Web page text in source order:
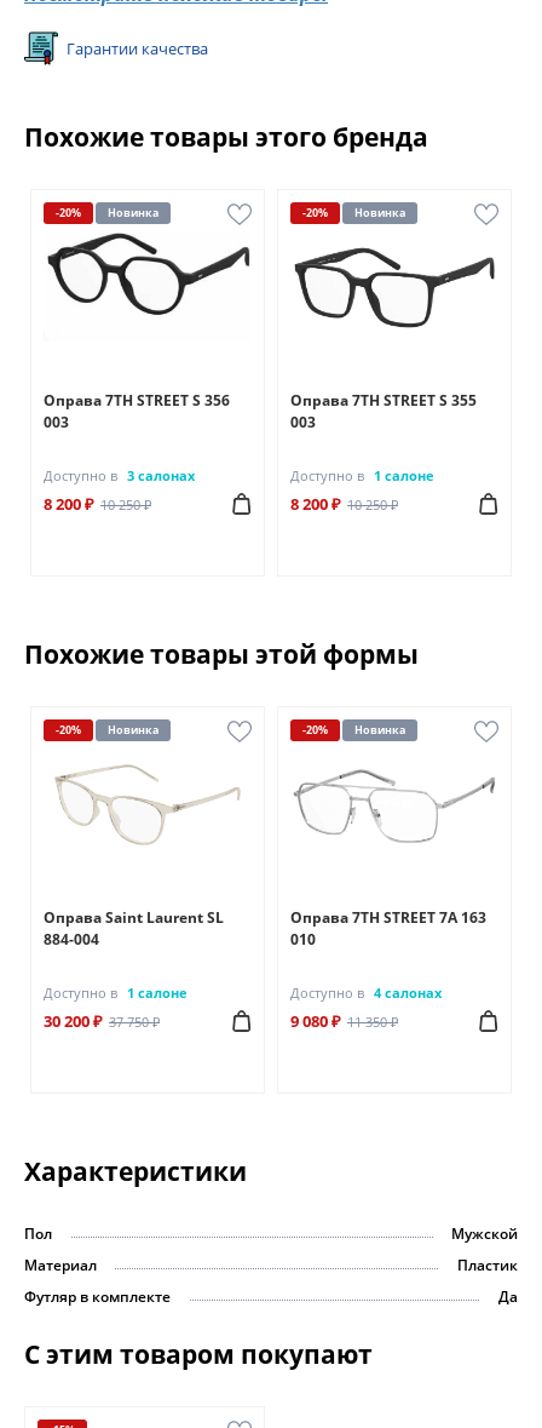
Гарантии качества
Похожие товары этого бренда
-20% Новинка
Оправа 7TH STREET S 356
003
Доступно в 3 салонах
8 200 ₽ 10 250 ₽
-20% Новинка
Оправа 7TH STREET S 355
003
Доступно в 1 салоне
8 200 ₽ 10 250 ₽
Похожие товары этой формы
-20% Новинка
Оправа Saint Laurent SL
884-004
Доступно в 1 салоне
30 200 ₽ 37 750 ₽
-20% Новинка
Оправа 7TH STREET 7A 163
010
Доступно в 4 салонах
9 080 ₽ 11 350 ₽
Характеристики
Пол
Мужской
Материал
Пластик
Футляр в комплекте
Да
С этим товаром покупают